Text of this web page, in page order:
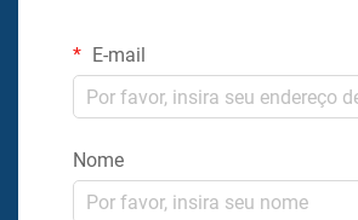
E-mail
Nome